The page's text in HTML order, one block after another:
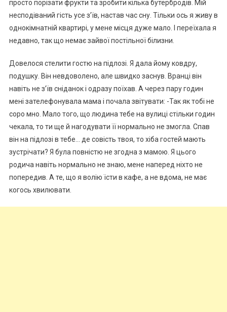
просто порізати фрукти та зробити кілька бутербродів. Мій
несподіваний гість усе з’їв, настав час сну. Тільки ось я живу в
однокімнатній квартирі, у мене місця дуже мало. І переїхала я
недавно, так що немає зайвої постільної білизни.
Довелося стелити гостю на підлозі. Я дала йому ковдру,
подушку. Він невдоволено, але швидко заснув. Вранці він
навіть не з’їв сніданок і одразу поїхав. А через пару годин
мені зателефонувала мама і почала звітувати: -Так як тобі не
соро мно. Мало того, що людина тебе на вулиці стільки годин
чекала, то ти ще й нагодувати її нормально не змогла. Спав
він на підлозі в тебе… де совість твоя, то хіба гостей мають
зустрічати? Я була повністю не згодна з мамою. Я цього
родича навіть нормально не знаю, мене наперед ніхто не
попередив. А те, що я волію їсти в кафе, а не вдома, не має
когось хвилювати.